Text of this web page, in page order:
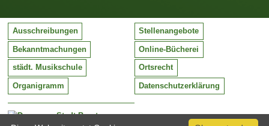
Stadt Barntrup
Ausschreibungen Stellenangebote
Bekanntmachungen Online-Bücherei
städt. Musikschule Ortsrecht
Organigramm Datenschutzerklärung